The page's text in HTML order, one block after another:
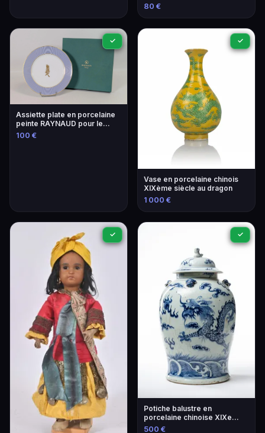
- Élégance intemporelle
80 €
✓
Assiette plate en porcelaine
peinte RAYNAUD pour le
festival de Cannes 1999
100 €
✓
Vase en porcelaine chinois
XIXème siècle au dragon
1 000 €
✓ ✓
Potiche balustre en
porcelaine chinoise XIXe
siècle
500 €